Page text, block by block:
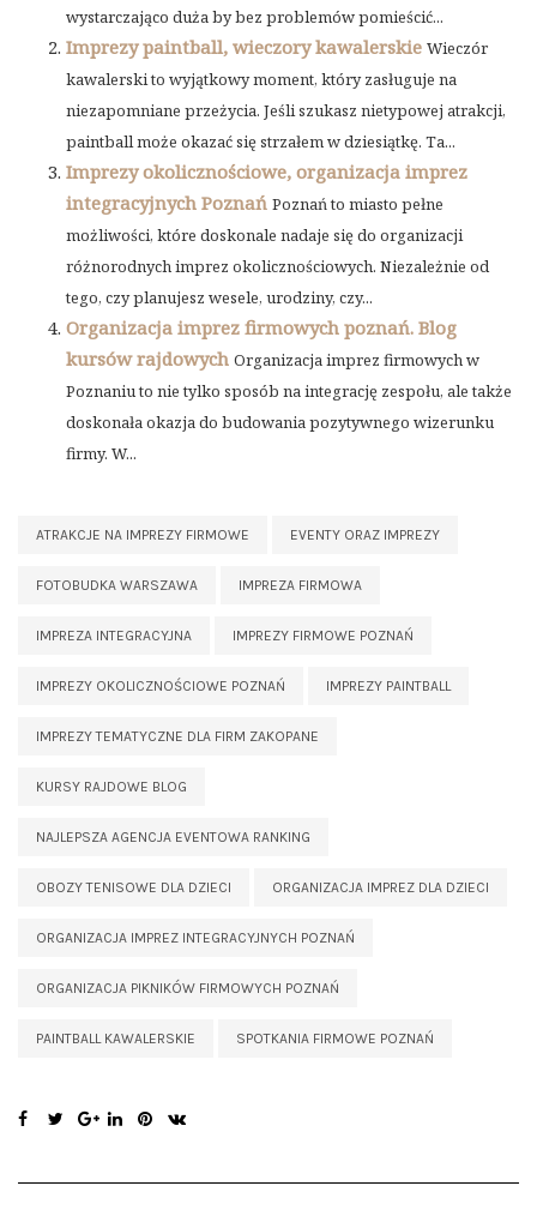
wystarczająco duża by bez problemów pomieścić...
Imprezy paintball, wieczory kawalerskie Wieczór
kawalerski to wyjątkowy moment, który zasługuje na
niezapomniane przeżycia. Jeśli szukasz nietypowej atrakcji,
paintball może okazać się strzałem w dziesiątkę. Ta...
Imprezy okolicznościowe, organizacja imprez
integracyjnych Poznań Poznań to miasto pełne
możliwości, które doskonale nadaje się do organizacji
różnorodnych imprez okolicznościowych. Niezależnie od
tego, czy planujesz wesele, urodziny, czy...
Organizacja imprez firmowych poznań. Blog
kursów rajdowych Organizacja imprez firmowych w
Poznaniu to nie tylko sposób na integrację zespołu, ale także
doskonała okazja do budowania pozytywnego wizerunku
firmy. W...
ATRAKCJE NA IMPREZY FIRMOWE EVENTY ORAZ IMPREZY
FOTOBUDKA WARSZAWA IMPREZA FIRMOWA
IMPREZA INTEGRACYJNA IMPREZY FIRMOWE POZNAŃ
IMPREZY OKOLICZNOŚCIOWE POZNAŃ IMPREZY PAINTBALL
IMPREZY TEMATYCZNE DLA FIRM ZAKOPANE
KURSY RAJDOWE BLOG
NAJLEPSZA AGENCJA EVENTOWA RANKING
OBOZY TENISOWE DLA DZIECI ORGANIZACJA IMPREZ DLA DZIECI
ORGANIZACJA IMPREZ INTEGRACYJNYCH POZNAŃ
ORGANIZACJA PIKNIKÓW FIRMOWYCH POZNAŃ
PAINTBALL KAWALERSKIE SPOTKANIA FIRMOWE POZNAŃ